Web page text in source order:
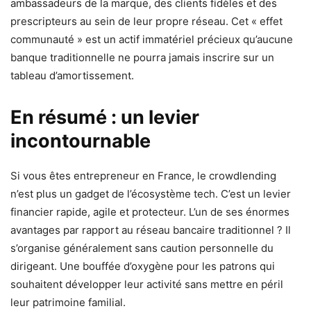
ambassadeurs de la marque, des clients fidèles et des
prescripteurs au sein de leur propre réseau. Cet « effet
communauté » est un actif immatériel précieux qu’aucune
banque traditionnelle ne pourra jamais inscrire sur un
tableau d’amortissement.
En résumé : un levier
incontournable
Si vous êtes entrepreneur en France, le crowdlending
n’est plus un gadget de l’écosystème tech. C’est un levier
financier rapide, agile et protecteur. L’un de ses énormes
avantages par rapport au réseau bancaire traditionnel ? Il
s’organise généralement sans caution personnelle du
dirigeant. Une bouffée d’oxygène pour les patrons qui
souhaitent développer leur activité sans mettre en péril
leur patrimoine familial.